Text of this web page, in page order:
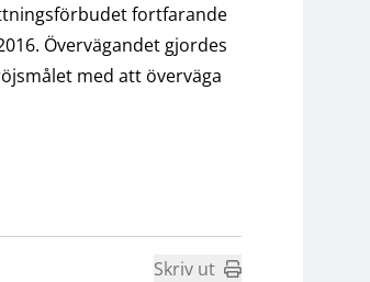
fortfarande
Övervägandet gjordes
med att överväga
Skriv ut